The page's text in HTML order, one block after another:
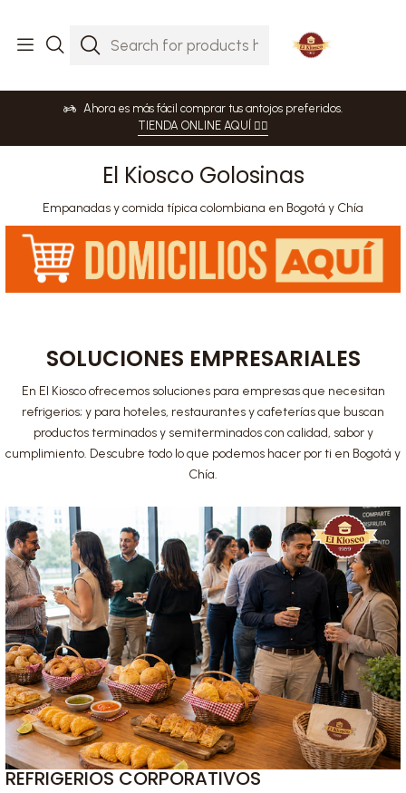
Ahora es más fácil comprar tus antojos preferidos.
TIENDA ONLINE AQUÍ 👈🏻
El Kiosco Golosinas
Empanadas y comida típica colombiana en Bogotá y Chía
SOLUCIONES EMPRESARIALES
En El Kiosco ofrecemos soluciones para empresas que necesitan
refrigerios; y para hoteles, restaurantes y cafeterías que buscan
productos terminados y semiterminados con calidad, sabor y
cumplimiento. Descubre todo lo que podemos hacer por ti en Bogotá y
Chía.
REFRIGERIOS CORPORATIVOS